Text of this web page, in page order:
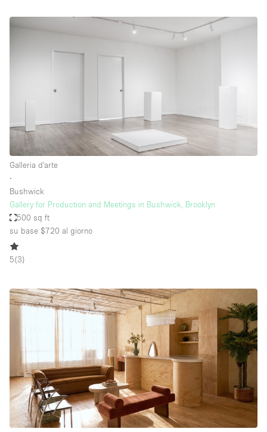
Galleria d'arte
∙
Bushwick
Gallery for Production and Meetings in Bushwick, Brooklyn
500 sq ft
su base $720 al giorno
5(3)